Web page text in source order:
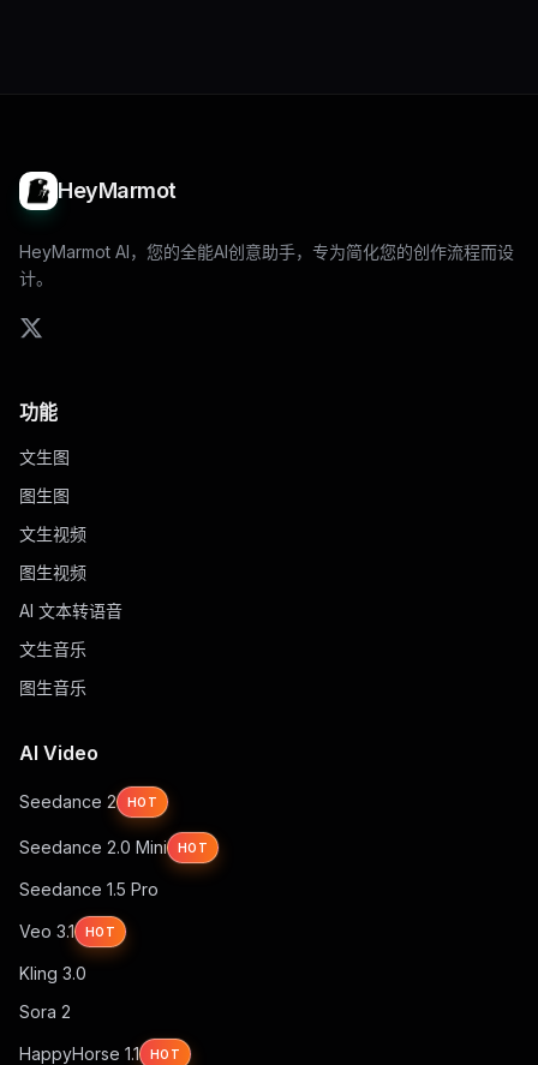
HeyMarmot
HeyMarmot AI，您的全能AI创意助手，专为简化您的创作流程而设
计。
功能
文生图
图生图
文生视频
图生视频
AI 文本转语音
文生音乐
图生音乐
AI Video
Seedance 2 HOT
Seedance 2.0 Mini HOT
Seedance 1.5 Pro
Veo 3.1 HOT
Kling 3.0
Sora 2
HappyHorse 1.1 HOT